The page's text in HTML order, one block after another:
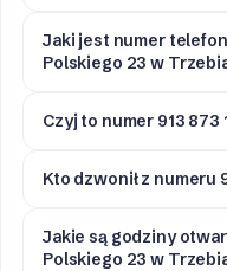
Jaki jest numer
Polskiego 23 w
Czyj to numer 913 873
Kto dzwonił z numeru
Jakie są godziny
Polskiego 23 w